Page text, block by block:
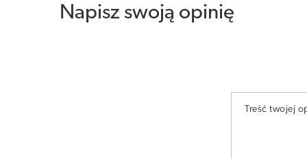
Napisz swoją opinię
Treść twojej